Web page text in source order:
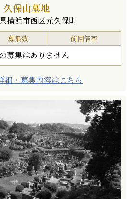
久保山墓地
横浜市西区元久保町
募集数 前回倍率
募集はありません
細・募集内容はこちら